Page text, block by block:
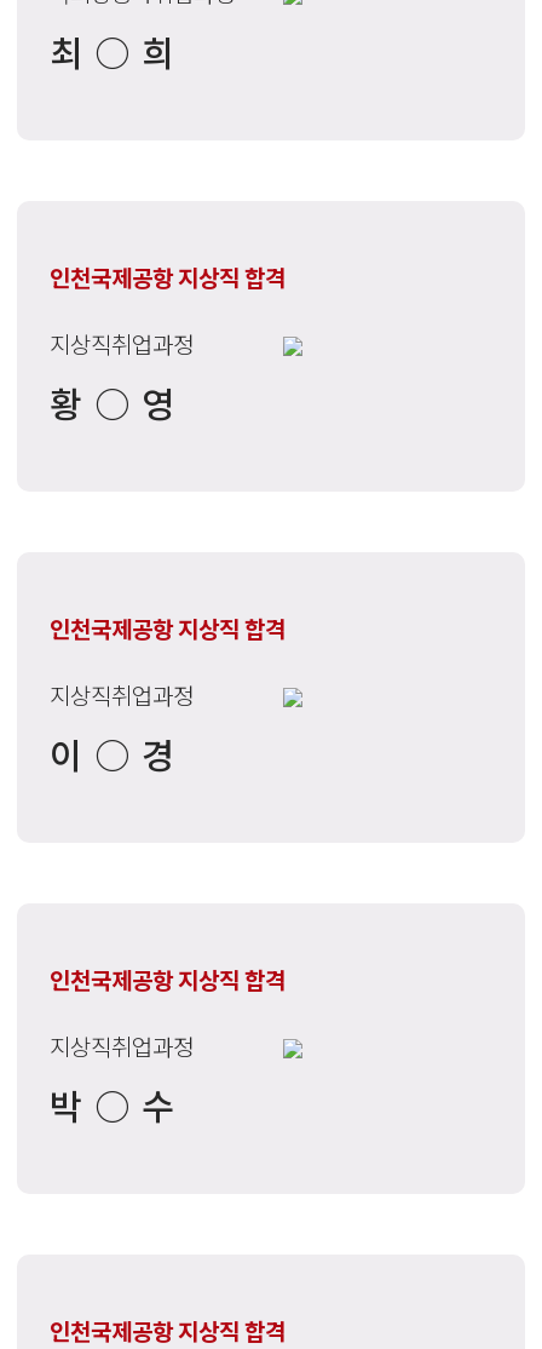
최○희
인천국제공항 지상직 합격
지상직취업과정
황○영
인천국제공항 지상직 합격
지상직취업과정
이○경
인천국제공항 지상직 합격
지상직취업과정
박○수
인천국제공항 지상직 합격